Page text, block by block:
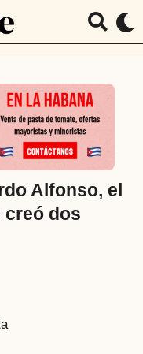
Alfonso, el
creó dos